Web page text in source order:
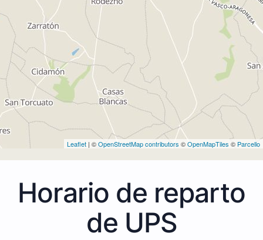
Leaflet | ©OpenStreetMap contributors ©OpenMapTiles © Parcello
Horario de reparto
de UPS